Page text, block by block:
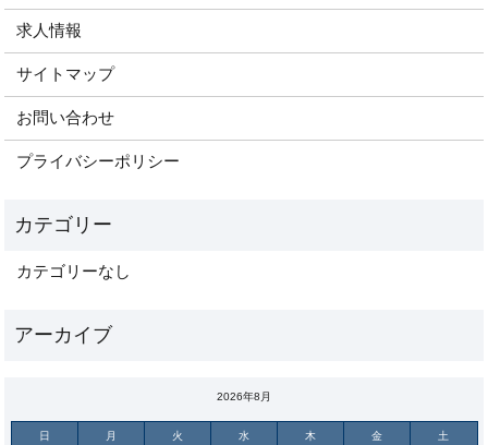
求人情報
サイトマップ
お問い合わせ
プライバシーポリシー
カテゴリーなし
2026年8月
日 月 火 水 木 金 土